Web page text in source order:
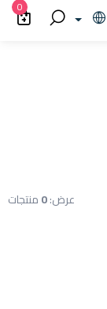
0
عرض:0منتجات